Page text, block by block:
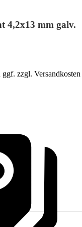
4,2x13 mm galv.
zzgl. Versandkosten